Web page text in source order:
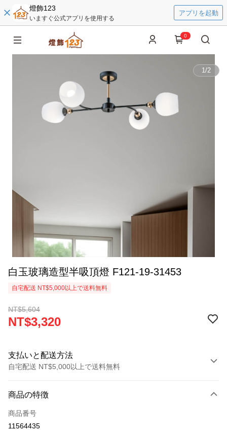
燈飾123
いますぐ公式アプリを使用する
アプリを起動
0
1/2
白玉玻璃造型半吸頂燈 F121-19-31453
自宅配送 NT$5,000以上で送料無料
NT$5,604
NT$3,320
支払いと配送方法
自宅配送 NT$5,000以上で送料無料
クレジットカード1回払い
LINE Pay
商品の特徴
商品番号
11564435